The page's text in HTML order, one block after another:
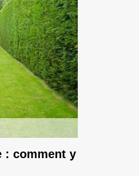
: comment y